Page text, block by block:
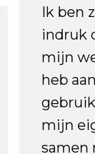
Ik ben
indruk
mijn
heb
mijn
samen